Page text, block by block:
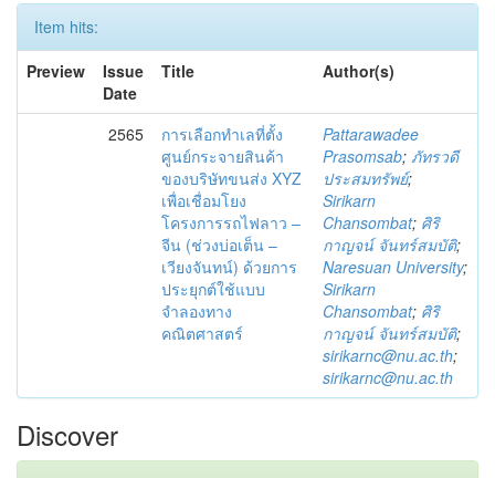
Item hits:
Preview
Issue
Date
Title Author(s)
2565
การเลือกทำเลที่ตั้ง
ศูนย์กระจายสินค้า
ของบริษัทขนส่ง XYZ
เพื่อเชื่อมโยง
โครงการรถไฟลาว –
จีน (ช่วงบ่อเต็น –
เวียงจันทน์) ด้วยการ
ประยุกต์ใช้แบบ
จำลองทาง
คณิตศาสตร์
Pattarawadee
Prasomsab; ภัทรวดี
ประสมทรัพย์;
Sirikarn
Chansombat; ศิริ
กาญจน์ จันทร์สมบัติ;
Naresuan University;
Sirikarn
Chansombat; ศิริ
กาญจน์ จันทร์สมบัติ;
sirikarnc@nu.ac.th;
sirikarnc@nu.ac.th
Discover